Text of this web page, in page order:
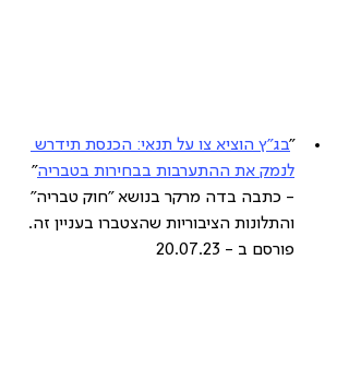
"בג"ץ הוציא צו על תנאי: הכנסת תידרש
לנמק את ההתערבות בבחירות בטבריה"
- כתבה בדה מרקר בנושא "חוק טבריה"
והתלונות הציבוריות שהצטברו בעניין זה.
פורסם ב - 20.07.23